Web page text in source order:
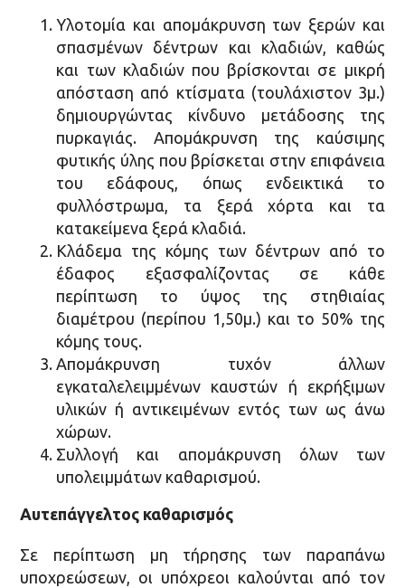
Υλοτομία και απομάκρυνση των ξερών και
σπασμένων δέντρων και κλαδιών, καθώς
και των κλαδιών που βρίσκονται σε μικρή
απόσταση από κτίσματα (τουλάχιστον 3μ.)
δημιουργώντας κίνδυνο μετάδοσης της
πυρκαγιάς. Απομάκρυνση της καύσιμης
φυτικής ύλης που βρίσκεται στην επιφάνεια
του εδάφους, όπως ενδεικτικά το
φυλλόστρωμα, τα ξερά χόρτα και τα
κατακείμενα ξερά κλαδιά.
Κλάδεμα της κόμης των δέντρων από το
έδαφος εξασφαλίζοντας σε κάθε
περίπτωση το ύψος της στηθιαίας
διαμέτρου (περίπου 1,50μ.) και το 50% της
κόμης τους.
Απομάκρυνση τυχόν άλλων
εγκαταλελειμμένων καυστών ή εκρήξιμων
υλικών ή αντικειμένων εντός των ως άνω
χώρων.
Συλλογή και απομάκρυνση όλων των
υπολειμμάτων καθαρισμού.
Αυτεπάγγελτος καθαρισμός
Σε περίπτωση μη τήρησης των παραπάνω
υποχρεώσεων, οι υπόχρεοι καλούνται από τον